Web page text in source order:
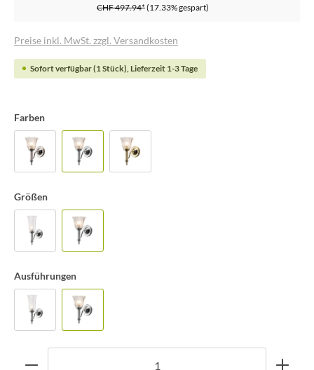
CHF 497.94*(17.33% gespart)
Preise inkl. MwSt. zzgl. Versandkosten
Sofort verfügbar (1 Stück), Lieferzeit 1-3 Tage
Farben
Größen
Ausführungen